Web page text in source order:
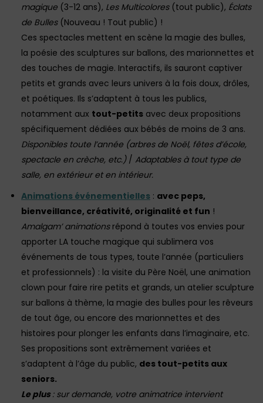
magique (3-12 ans), Les Multicolores (tout public), Éclats
de Bulles(Nouveau ! Tout public) !
Ces spectacles mettent en scène la magie des bulles,
la poésie des sculptures sur ballons, des marionnettes et
des touches de magie. Interactifs, ils sauront captiver
petits et grands avec leurs univers à la fois doux, drôles,
et poétiques. Ils s’adaptent à tous les publics,
notamment aux tout-petits avec deux propositions
spécifiquement dédiées aux bébés de moins de 3 ans.
Disponibles toute l’année (arbres de Noël, fêtes d’école,
spectacle en crèche, etc.)/ Adaptables à tout type de
salle, en extérieur et en intérieur.
Animations événementielles : avec peps,
bienveillance, créativité, originalité et fun !
Amalgam’ animationsrépond à toutes vos envies pour
apporter LA touche magique qui sublimera vos
événements de tous types, toute l’année (particuliers
et professionnels) : la visite du Père Noël, une animation
clown pour faire rire petits et grands, un atelier sculpture
sur ballons à thème, la magie des bulles pour les rêveurs
de tout âge, ou encore des marionnettes et des
histoires pour plonger les enfants dans l’imaginaire, etc.
Ses propositions sont extrêmement variées et
s’adaptent à l’âge du public, des tout-petits aux
seniors.
Le plus: sur demande, votre animatrice intervient